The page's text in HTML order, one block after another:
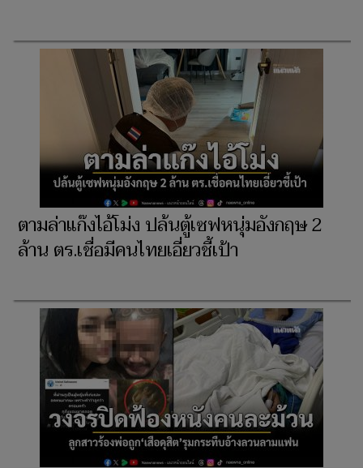
ตามล่าแก๊งไอ้โม่ง ปล้นตู้เซฟหนุ่มอังกฤษ 2
ล้าน ตร.เชื่อมีคนไทยเอี่ยวชี้เป้า